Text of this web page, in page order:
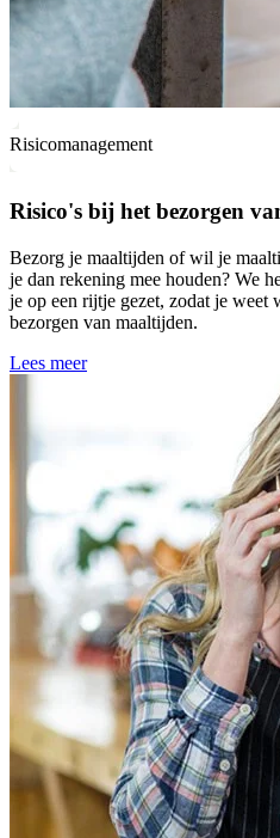
Risicomanagement
Risico's bij het bezorgen
Bezorg je maaltijden of wil je
je dan rekening mee houden? We
je op een rijtje gezet, zodat je weet
bezorgen van maaltijden.
Lees meer